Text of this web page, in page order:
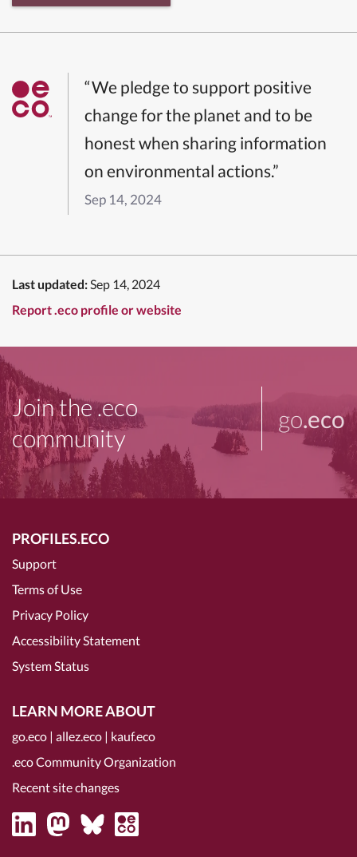
“We pledge to support positive
change for the planet and to be
honest when sharing information
on environmental actions.”
Sep 14, 2024
Last updated:Sep 14, 2024
Report .eco profile or website
Join the .eco
community
go.eco
PROFILES.ECO
Support
Terms of Use
Privacy Policy
Accessibility Statement
System Status
LEARN MORE ABOUT
go.eco | allez.eco | kauf.eco
.eco Community Organization
Recent site changes